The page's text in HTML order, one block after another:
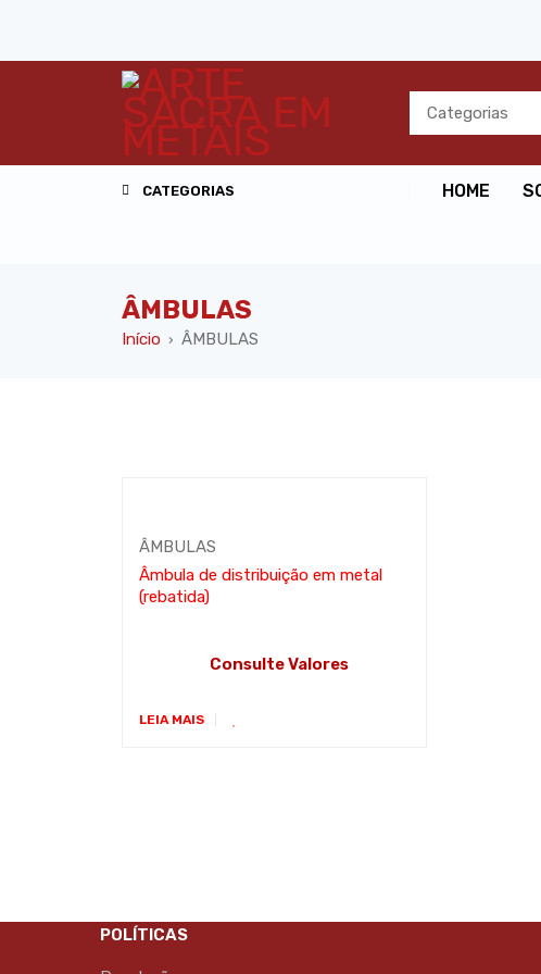
CATEGORIAS HOME
ÂMBULAS
Início › ÂMBULAS
ÂMBULAS
Âmbula de distribuição em metal
(rebatida)
Consulte Valores
LEIA MAIS
POLÍTICAS